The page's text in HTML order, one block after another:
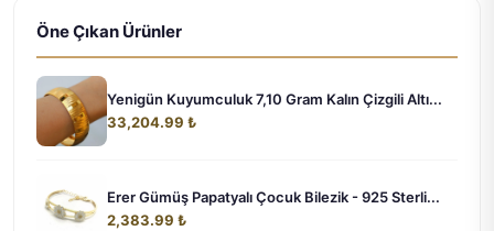
Öne Çıkan Ürünler
Yenigün Kuyumculuk 7,10 Gram Kalın Çizgili Altı...
33,204.99 ₺
Erer Gümüş Papatyalı Çocuk Bilezik - 925 Sterli...
2,383.99 ₺